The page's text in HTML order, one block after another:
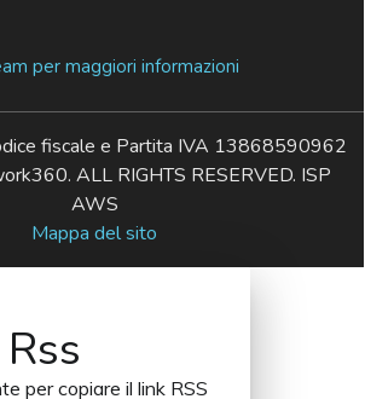
per maggiori informazioni
fiscale e Partita IVA 13868590962
ALL RIGHTS RESERVED. ISP
AWS
Mappa del sito
per copiare il link RSS